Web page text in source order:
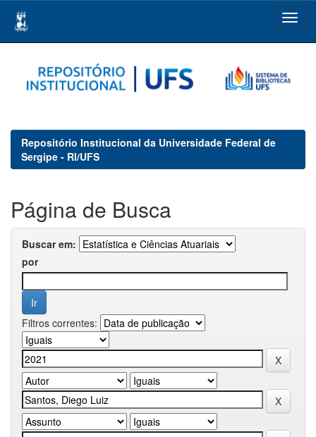
navigation
Repositório Institucional da Universidade Federal de
Sergipe - RI/UFS
Página de Busca
Buscar em:
por
Filtros correntes: